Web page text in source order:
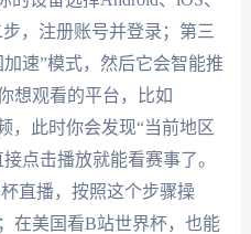
，注册账号并登录；第三
速”模式，然后它会智能推
想观看的平台，比如
，此时你会发现“当前地区
点击播放就能看赛事了。
直播，按照这个步骤操
在美国看B站世界杯，也能